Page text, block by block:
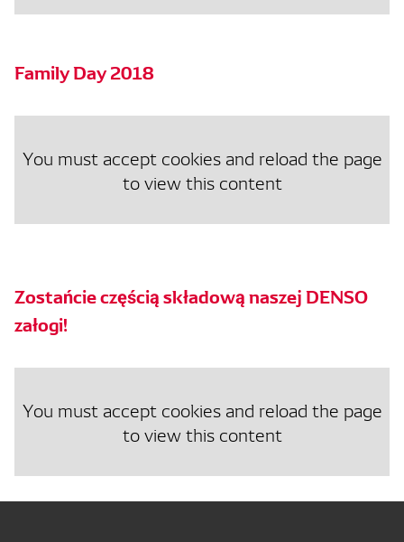
Family Day 2018
You must accept cookies and reload the page
to view this content
Zostańcie częścią składową naszej DENSO
załogi!
You must accept cookies and reload the page
to view this content